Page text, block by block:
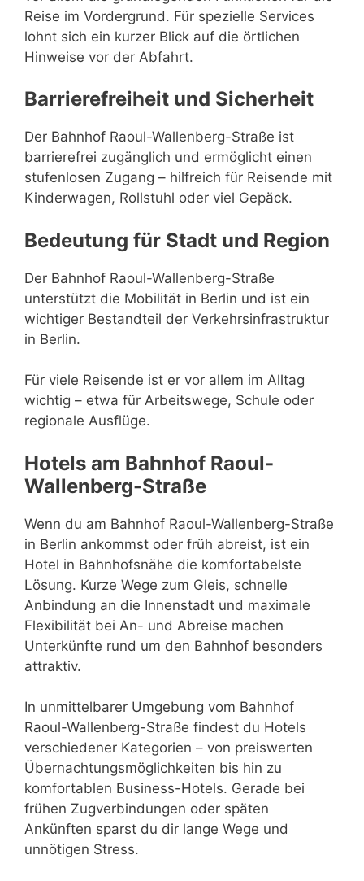
Reise im Vordergrund. Für spezielle Services
lohnt sich ein kurzer Blick auf die örtlichen
Hinweise vor der Abfahrt.
Barrierefreiheit und Sicherheit
Der Bahnhof Raoul-Wallenberg-Straße ist
barrierefrei zugänglich und ermöglicht einen
stufenlosen Zugang – hilfreich für Reisende mit
Kinderwagen, Rollstuhl oder viel Gepäck.
Bedeutung für Stadt und Region
Der Bahnhof Raoul-Wallenberg-Straße
unterstützt die Mobilität in Berlin und ist ein
wichtiger Bestandteil der Verkehrsinfrastruktur
in Berlin.
Für viele Reisende ist er vor allem im Alltag
wichtig – etwa für Arbeitswege, Schule oder
regionale Ausflüge.
Hotels am Bahnhof Raoul-
Wallenberg-Straße
Wenn du am Bahnhof Raoul-Wallenberg-Straße
in Berlin ankommst oder früh abreist, ist ein
Hotel in Bahnhofsnähe die komfortabelste
Lösung. Kurze Wege zum Gleis, schnelle
Anbindung an die Innenstadt und maximale
Flexibilität bei An- und Abreise machen
Unterkünfte rund um den Bahnhof besonders
attraktiv.
In unmittelbarer Umgebung vom Bahnhof
Raoul-Wallenberg-Straße findest du Hotels
verschiedener Kategorien – von preiswerten
Übernachtungsmöglichkeiten bis hin zu
komfortablen Business-Hotels. Gerade bei
frühen Zugverbindungen oder späten
Ankünften sparst du dir lange Wege und
unnötigen Stress.